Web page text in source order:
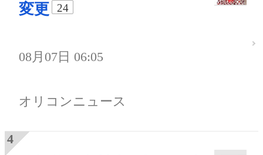
変更
24
08月07日 06:05
オリコンニュース